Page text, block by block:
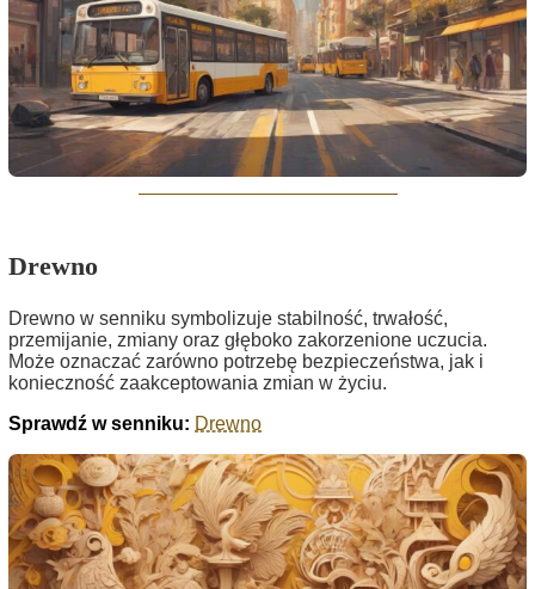
Drewno
Drewno w senniku symbolizuje stabilność, trwałość,
przemijanie, zmiany oraz głęboko zakorzenione uczucia.
Może oznaczać zarówno potrzebę bezpieczeństwa, jak i
konieczność zaakceptowania zmian w życiu.
Sprawdź w senniku: Drewno